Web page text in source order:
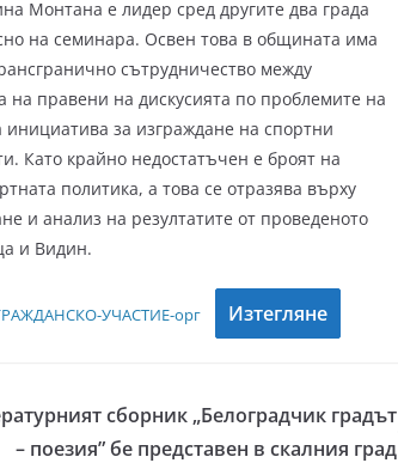
Монтана е лидер сред другите два града
на семинара. Освен това в общината има
сътрудничество между
правени на дискусията по проблемите на
инициатива за изграждане на спортни
Като крайно недостатъчен е броят на
политика, а това се отразява върху
и анализ на резултатите от проведеното
и Видин.
УЧАСТИЕ-орг Изтегляне
сборник „Белоградчик градът
– поезия” бе представен в скалния град